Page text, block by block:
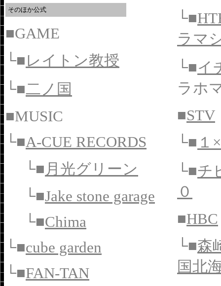
そのほか公式
■GAME
└■レイトン教授
└■二ノ国
■MUSIC
└■A-CUE RECORDS
└■ 月光グリーン
└■Jake stone garage
└■Chima
└■cube garden
└■FAN-TAN
└■
ラマ
└■イ
ラホ
■STV
└■ １
└■チ
０
■HBC
└■森
国北